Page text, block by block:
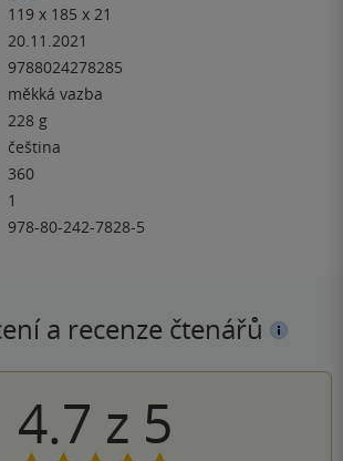
119 x 185 x 21
20.11.2021
9788024278285
měkká vazba
228 g
čeština
360
1
978-80-242-7828-5
a recenze čtenářů
4.7 z 5